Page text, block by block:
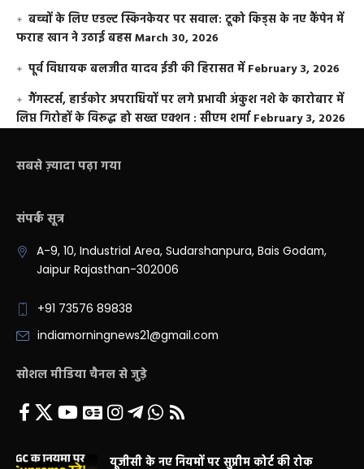
बच्चों के लिए एडल्ट स्किनकेयर पर सवाल: टूको किड्स के नए कैंपेन में
फराह खान ने उठाई बहसMarch 30, 2026
पूर्व विधायक बलजीत यादव ईडी की हिरासत में February 3, 2026
गैंगस्टर्स, हार्डकोर अपराधियों पर लगे प्रभावी अंकुश नशे के कारोबार में
लिप्त गिरोहों के विरूद्ध हो सख्त एक्शन : सीएम शर्मा February 3, 2026
सबसे ज़्यादा पढ़ा गया
संपर्क सूत्र
A-9, 10, Industrial Area, Sudarshanpura, Bais Godam,
Jaipur Rajasthan-302006
+91 73576 89838
indiamorningnews21@gmail.com
सोशल मीडिया चैनल से जुड़े
यूजीसी के नए नियमों पर सुप्रीम कोर्ट की रोक